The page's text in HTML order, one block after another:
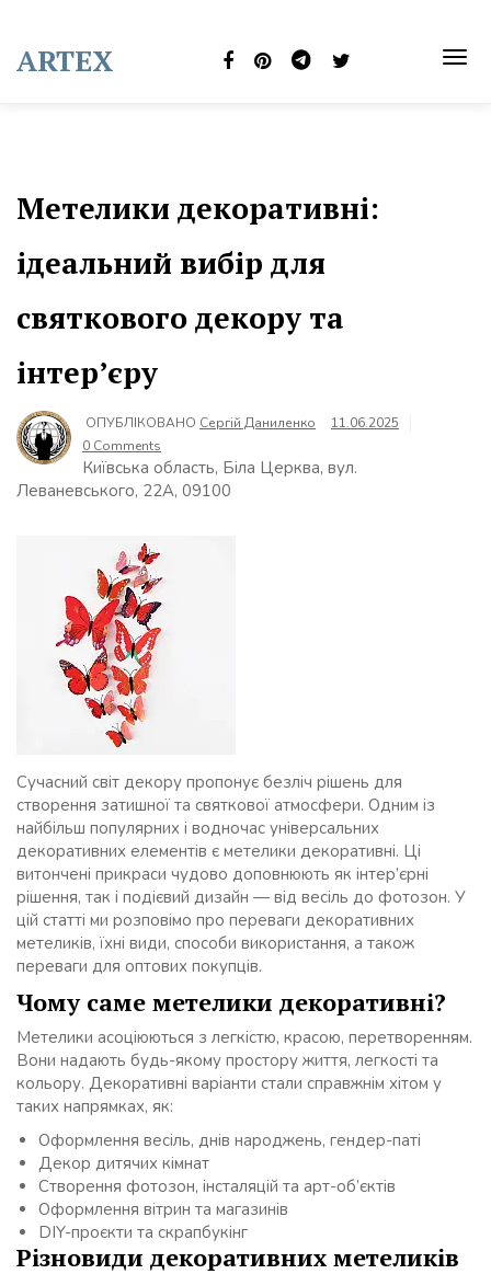
content
ARTEX
Метелики декоративні:
ідеальний вибір для
святкового декору та
інтер’єру
ОПУБЛІКОВАНО Сергій Даниленко
11.06.2025
0 Comments
Київська область, Біла Церква, вул.
Леваневського, 22А, 09100
Сучасний світ декору пропонує безліч рішень для
створення затишної та святкової атмосфери. Одним із
найбільш популярних і водночас універсальних
декоративних елементів є метелики декоративні. Ці
витончені прикраси чудово доповнюють як інтер’єрні
рішення, так і подієвий дизайн — від весіль до фотозон. У
цій статті ми розповімо про переваги декоративних
метеликів, їхні види, способи використання, а також
переваги для оптових покупців.
Чому саме метелики декоративні?
Метелики асоціюються з легкістю, красою, перетворенням.
Вони надають будь-якому простору життя, легкості та
кольору. Декоративні варіанти стали справжнім хітом у
таких напрямках, як:
Оформлення весіль, днів народжень, гендер-паті
Декор дитячих кімнат
Створення фотозон, інсталяцій та арт-об’єктів
Оформлення вітрин та магазинів
DIY-проєкти та скрапбукінг
Різновиди декоративних метеликів